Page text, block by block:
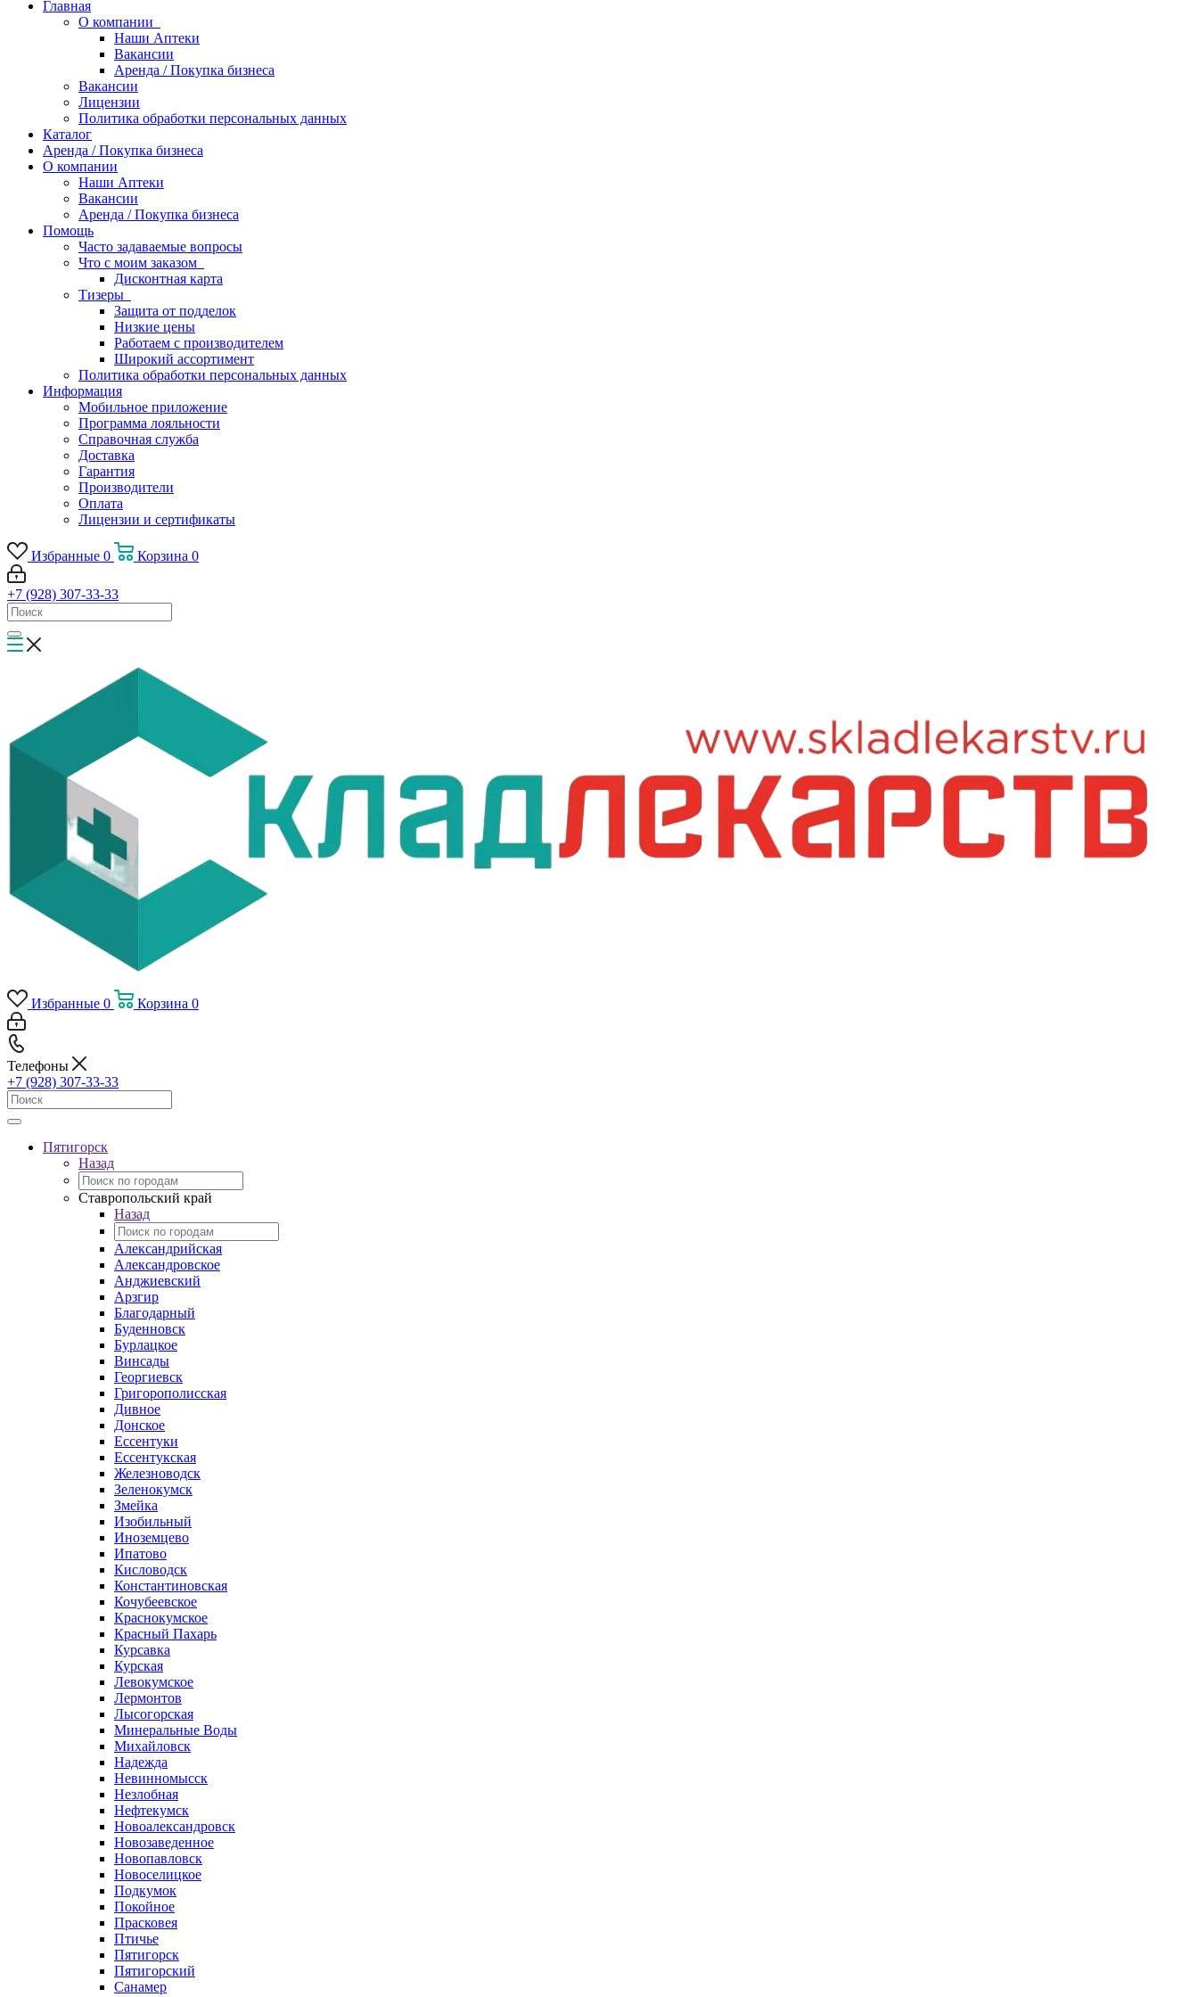
Главная
О компании
Наши Аптеки
Вакансии
Аренда / Покупка бизнеса
Вакансии
Лицензии
Политика обработки персональных данных
Каталог
Аренда / Покупка бизнеса
О компании
Наши Аптеки
Вакансии
Аренда / Покупка бизнеса
Помощь
Часто задаваемые вопросы
Что с моим заказом
Дисконтная карта
Тизеры
Защита от подделок
Низкие цены
Работаем с производителем
Широкий ассортимент
Политика обработки персональных данных
Информация
Мобильное приложение
Программа лояльности
Справочная служба
Доставка
Гарантия
Производители
Оплата
Лицензии и сертификаты
Избранные 0 Корзина 0
+7 (928) 307-33-33
Избранные 0 Корзина 0
Телефоны
+7 (928) 307-33-33
Пятигорск
Назад
Ставропольский край
Назад
Александрийская
Александровское
Анджиевский
Арзгир
Благодарный
Буденновск
Бурлацкое
Винсады
Георгиевск
Григорополисская
Дивное
Донское
Ессентуки
Ессентукская
Железноводск
Зеленокумск
Змейка
Изобильный
Иноземцево
Ипатово
Кисловодск
Константиновская
Кочубеевское
Краснокумское
Красный Пахарь
Курсавка
Курская
Левокумское
Лермонтов
Лысогорская
Минеральные Воды
Михайловск
Надежда
Невинномысск
Незлобная
Нефтекумск
Новоалександровск
Новозаведенное
Новопавловск
Новоселицкое
Подкумок
Покойное
Прасковея
Птичье
Пятигорск
Пятигорский
Санамер